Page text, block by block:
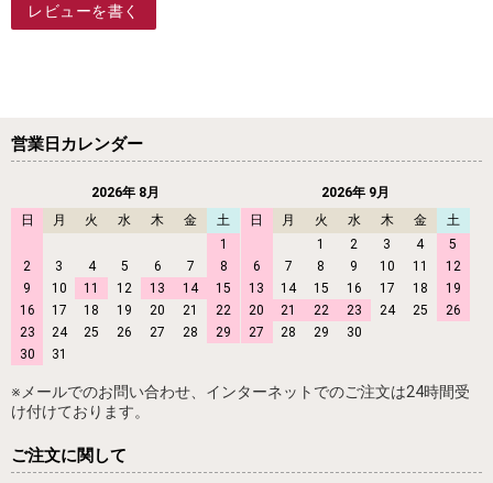
レビューを書く
営業日カレンダー
2026年 8月
日
月 火 水 木 金
土
1
2
3 4 5 6 7
8
9
10 11 12 13 14
15
16
17 18 19 20 21
22
23
24 25 26 27 28
29
30
31
2026年 9月
日
月 火 水 木 金
土
1
2 3 4
5
6
7 8 9 10 11
12
13
14 15 16 17 18
19
20
21 22 23 24 25
26
27
28 29 30
※メールでのお問い合わせ、インターネットでのご注文は24時間受
け付けております。
ご注文に関して